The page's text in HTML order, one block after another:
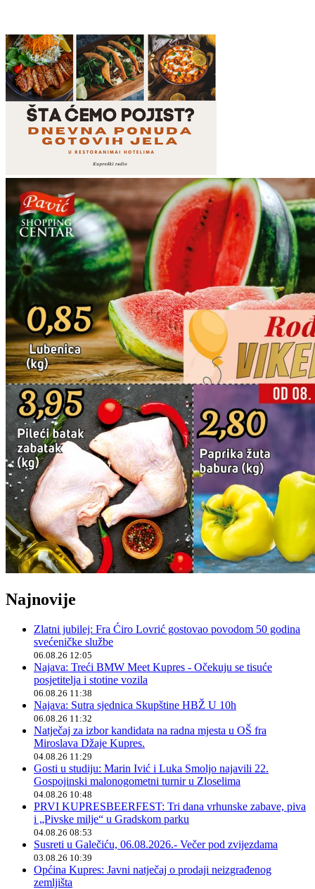
Najnovije
Zlatni jubilej: Fra Ćiro Lovrić gostovao povodom 50 godina
svećeničke službe
06.08.26 12:05
Najava: Treći BMW Meet Kupres - Očekuju se tisuće
posjetitelja i stotine vozila
06.08.26 11:38
Najava: Sutra sjednica Skupštine HBŽ U 10h
06.08.26 11:32
Natječaj za izbor kandidata na radna mjesta u OŠ fra
Miroslava Džaje Kupres.
04.08.26 11:29
Gosti u studiju: Marin Ivić i Luka Smoljo najavili 22.
Gospojinski malonogometni turnir u Zloselima
04.08.26 10:48
PRVI KUPRESBEERFEST: Tri dana vrhunske zabave, piva
i „Pivske milje“ u Gradskom parku
04.08.26 08:53
Susreti u Galečiću, 06.08.2026.- Večer pod zvijezdama
03.08.26 10:39
Općina Kupres: Javni natječaj o prodaji neizgrađenog
zemljišta